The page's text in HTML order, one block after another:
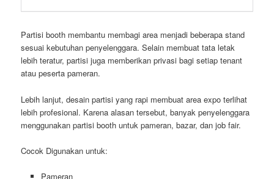
Partisi booth membantu membagi area menjadi beberapa stand
sesuai kebutuhan penyelenggara. Selain membuat tata letak
lebih teratur, partisi juga memberikan privasi bagi setiap tenant
atau peserta pameran.
Lebih lanjut, desain partisi yang rapi membuat area expo terlihat
lebih profesional. Karena alasan tersebut, banyak penyelenggara
menggunakan partisi booth untuk pameran, bazar, dan job fair.
Cocok Digunakan untuk:
Pameran